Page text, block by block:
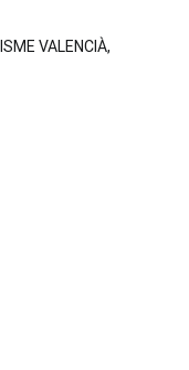
VALENCIÀ,